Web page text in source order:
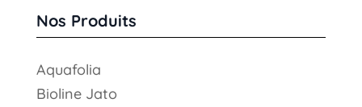
Nos Produits
Aquafolia
Bioline Jato